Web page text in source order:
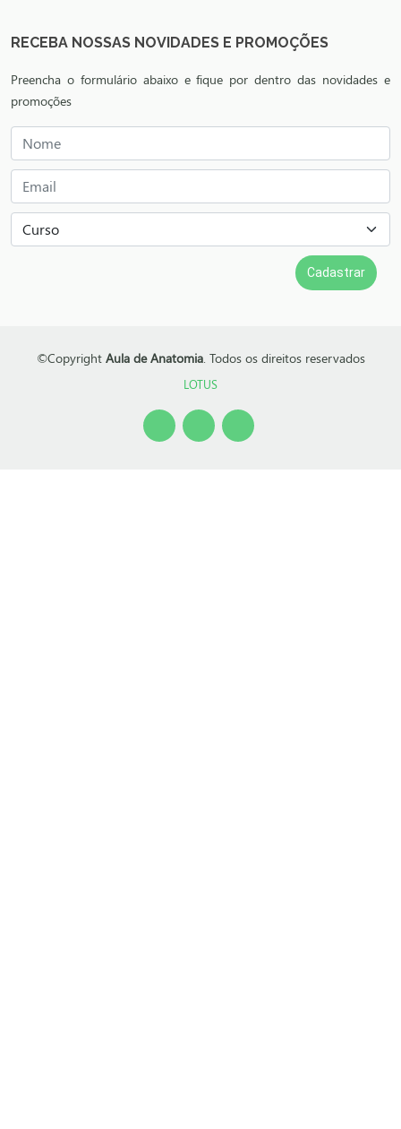
RECEBA NOSSAS NOVIDADES E PROMOÇÕES
Preencha o formulário abaixo e fique por dentro das novidades e
promoções
©Copyright Aula de Anatomia. Todos os direitos reservados
LOTUS